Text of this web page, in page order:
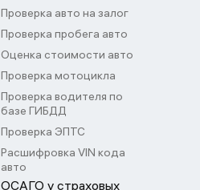
Проверка авто на залог
Проверка пробега авто
Оценка стоимости авто
Проверка мотоцикла
Проверка водителя по
базе ГИБДД
Проверка ЭПТС
Расшифровка VIN кода
авто
ОСАГО у страховых